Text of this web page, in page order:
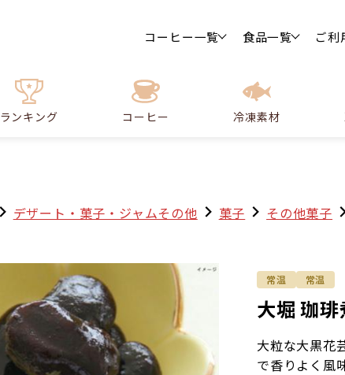
コーヒー一覧 食品一覧 ご利
ランキング コーヒー 冷凍素材
デザート・菓子・ジャムその他 菓子 その他菓子
大堀 珈
大粒な大黒花
で香りよく風
常温 常温